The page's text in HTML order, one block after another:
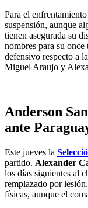
Para el
suspensión, aunque
tienen asegurada su
nombres para su
defensivo respecto a
Miguel Araujo y
Anderson
ante
Este jueves la
partido. Alexander
los días siguientes al
remplazado por
físicas, aunque el